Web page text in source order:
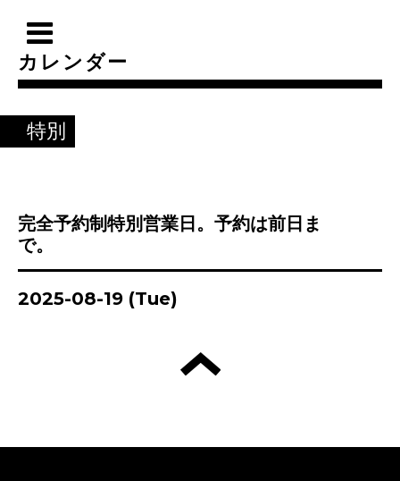
カレンダー
特別
完全予約制特別営業日。予約は前日ま
で。
2025-08-19 (Tue)